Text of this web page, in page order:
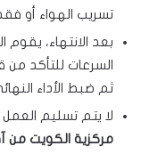
تسريب الهواء أو
بعد الانتهاء،
السرعات للتأكد
ثم ضبط الأداء
لا يتم تسليم العمل
مركزية الكويت من